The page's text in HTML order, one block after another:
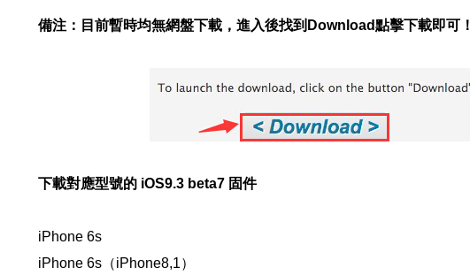
備注：目前暫時均無網盤下載，進入後找到Download點擊下載即可！
下載對應型號的 iOS9.3 beta7 固件
iPhone 6s
iPhone 6s（iPhone8,1）